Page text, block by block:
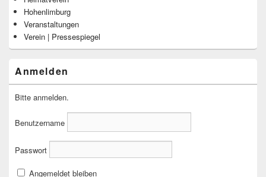
Hohenlimburg
Veranstaltungen
Verein | Pressespiegel
Anmelden
Bitte anmelden.
Benutzername
Passwort
Angemeldet bleiben